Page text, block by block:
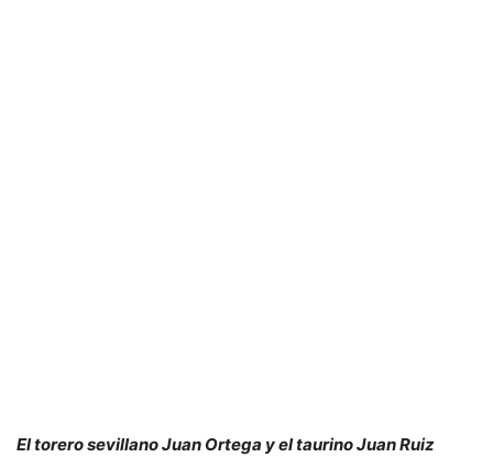
El torero sevillano Juan Ortega y el taurino Juan Ruiz